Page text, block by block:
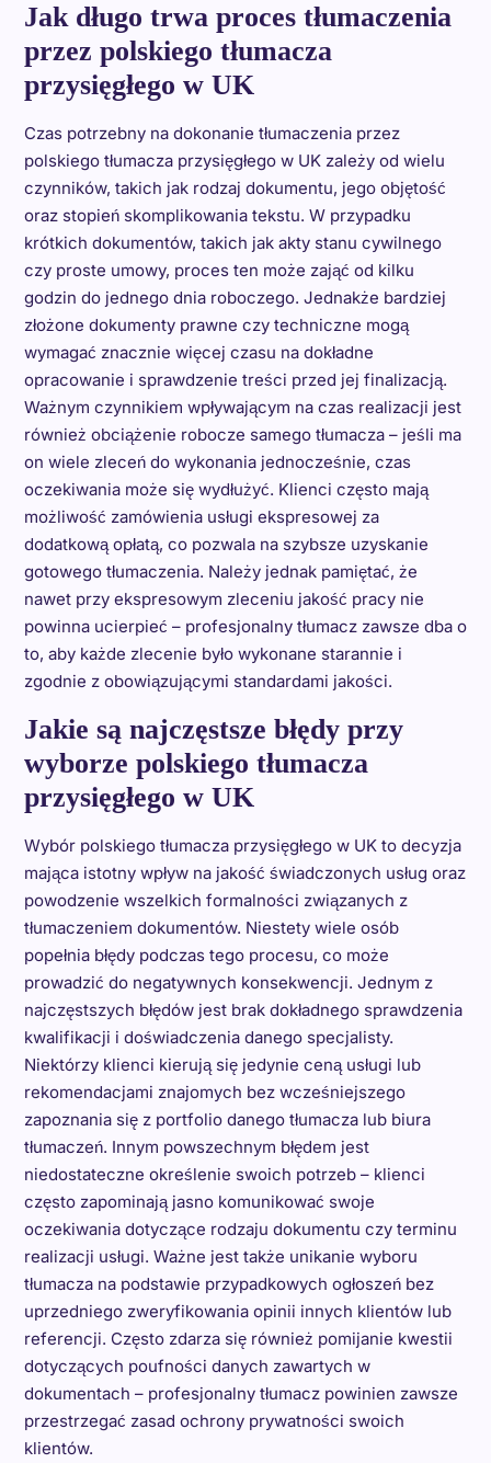
Jak długo trwa proces tłumaczenia
przez polskiego tłumacza
przysięgłego w UK
Czas potrzebny na dokonanie tłumaczenia przez
polskiego tłumacza przysięgłego w UK zależy od wielu
czynników, takich jak rodzaj dokumentu, jego objętość
oraz stopień skomplikowania tekstu. W przypadku
krótkich dokumentów, takich jak akty stanu cywilnego
czy proste umowy, proces ten może zająć od kilku
godzin do jednego dnia roboczego. Jednakże bardziej
złożone dokumenty prawne czy techniczne mogą
wymagać znacznie więcej czasu na dokładne
opracowanie i sprawdzenie treści przed jej finalizacją.
Ważnym czynnikiem wpływającym na czas realizacji jest
również obciążenie robocze samego tłumacza – jeśli ma
on wiele zleceń do wykonania jednocześnie, czas
oczekiwania może się wydłużyć. Klienci często mają
możliwość zamówienia usługi ekspresowej za
dodatkową opłatą, co pozwala na szybsze uzyskanie
gotowego tłumaczenia. Należy jednak pamiętać, że
nawet przy ekspresowym zleceniu jakość pracy nie
powinna ucierpieć – profesjonalny tłumacz zawsze dba o
to, aby każde zlecenie było wykonane starannie i
zgodnie z obowiązującymi standardami jakości.
Jakie są najczęstsze błędy przy
wyborze polskiego tłumacza
przysięgłego w UK
Wybór polskiego tłumacza przysięgłego w UK to decyzja
mająca istotny wpływ na jakość świadczonych usług oraz
powodzenie wszelkich formalności związanych z
tłumaczeniem dokumentów. Niestety wiele osób
popełnia błędy podczas tego procesu, co może
prowadzić do negatywnych konsekwencji. Jednym z
najczęstszych błędów jest brak dokładnego sprawdzenia
kwalifikacji i doświadczenia danego specjalisty.
Niektórzy klienci kierują się jedynie ceną usługi lub
rekomendacjami znajomych bez wcześniejszego
zapoznania się z portfolio danego tłumacza lub biura
tłumaczeń. Innym powszechnym błędem jest
niedostateczne określenie swoich potrzeb – klienci
często zapominają jasno komunikować swoje
oczekiwania dotyczące rodzaju dokumentu czy terminu
realizacji usługi. Ważne jest także unikanie wyboru
tłumacza na podstawie przypadkowych ogłoszeń bez
uprzedniego zweryfikowania opinii innych klientów lub
referencji. Często zdarza się również pomijanie kwestii
dotyczących poufności danych zawartych w
dokumentach – profesjonalny tłumacz powinien zawsze
przestrzegać zasad ochrony prywatności swoich
klientów.